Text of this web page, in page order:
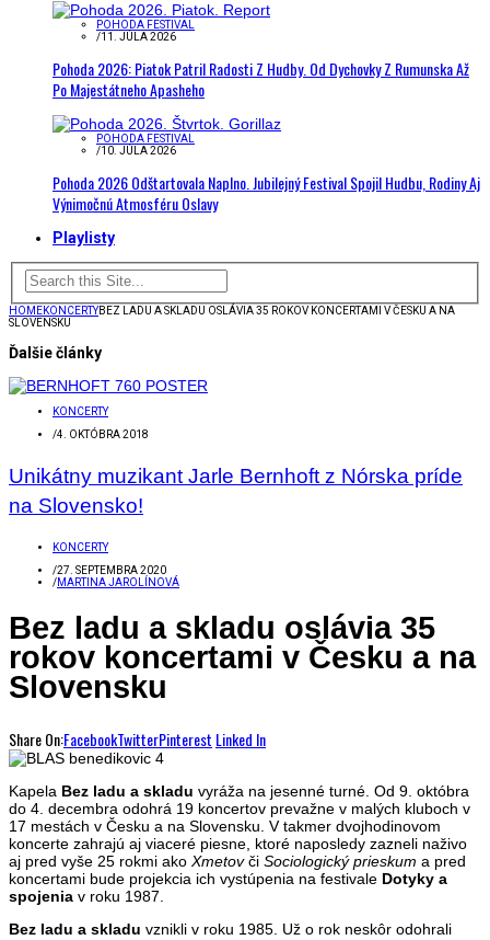
POHODA FESTIVAL
/11. JÚLA 2026
Pohoda 2026: Piatok Patril Radosti Z Hudby. Od Dychovky Z Rumunska Až
Po Majestátneho Apasheho
POHODA FESTIVAL
/10. JÚLA 2026
Pohoda 2026 Odštartovala Naplno. Jubilejný Festival Spojil Hudbu, Rodiny Aj
Výnimočnú Atmosféru Oslavy
Playlisty
HOMEKONCERTYBEZ LADU A SKLADU OSLÁVIA 35 ROKOV KONCERTAMI V ČESKU A NA
SLOVENSKU
Ďalšie články
KONCERTY
/4. OKTÓBRA 2018
Unikátny muzikant Jarle Bernhoft z Nórska príde
na Slovensko!
KONCERTY
/27. SEPTEMBRA 2020
/MARTINA JAROLÍNOVÁ
Bez ladu a skladu oslávia 35
rokov koncertami v Česku a na
Slovensku
Share On:FacebookTwitterPinterest Linked In
Kapela Bez ladu a skladu vyráža na jesenné turné. Od 9. októbra
do 4. decembra odohrá 19 koncertov prevažne v malých kluboch v
17 mestách v Česku a na Slovensku. V takmer dvojhodinovom
koncerte zahrajú aj viaceré piesne, ktoré naposledy zazneli naživo
aj pred vyše 25 rokmi ako Xmetovči Sociologický prieskum a pred
koncertami bude projekcia ich vystúpenia na festivale Dotyky a
spojenia v roku 1987.
Bez ladu a skladu vznikli v roku 1985. Už o rok neskôr odohrali